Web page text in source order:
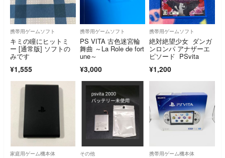
携帯用ゲームソフト
キミの瞳にヒットミ
ー [通常版] ソフトの
みです
¥1,555
携帯用ゲームソフト
PS VITA 古色迷宮輪
舞曲 ～La Role de fort
une～
¥3,000
携帯用ゲームソフト
絶対絶望少女 ダンガ
ンロンパ アナザーエ
ピソード PSvita
¥1,200
家庭用ゲーム機本体 その他 携帯用ゲーム機本体